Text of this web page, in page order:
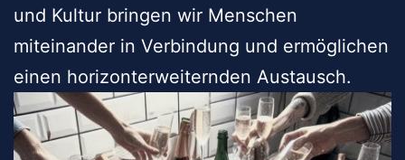
und Kultur bringen wir Menschen
miteinander in Verbindung und ermöglichen
einen horizonterweiternden Austausch.